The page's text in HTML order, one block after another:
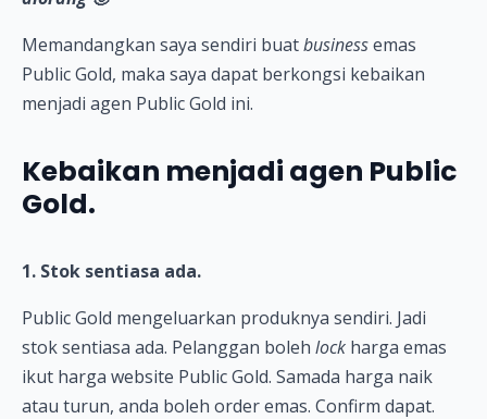
Memandangkan saya sendiri buatbusinessemas
Public Gold, maka saya dapat berkongsi kebaikan
menjadi agen Public Gold ini.
Kebaikan menjadi agen Public
Gold.
1. Stok sentiasa ada.
Public Gold mengeluarkan produknya sendiri. Jadi
stok sentiasa ada. Pelanggan boleh lock harga emas
ikut harga website Public Gold. Samada harga naik
atau turun, anda boleh order emas. Confirm dapat.